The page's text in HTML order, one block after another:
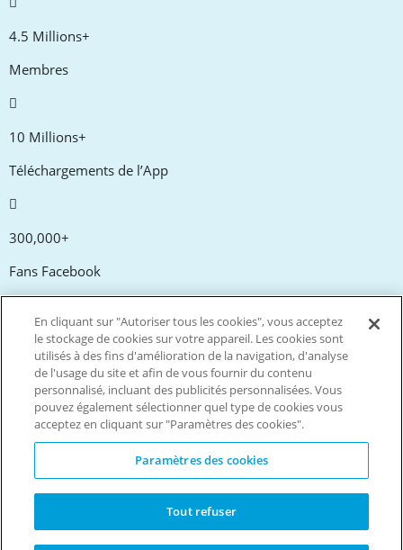
4.5 Millions+
Membres
10 Millions+
Téléchargements de l’App
300,000+
Fans Facebook
20,000+
Codes promos
Vivez plus. Dépensez moins.
© Copyright Invitation Digital Ltd. Tous droits réservés.
En cliquant sur "Autoriser tous les cookies", vous acceptez
le stockage de cookies sur votre appareil. Les cookies sont
utilisés à des fins d'amélioration de la navigation, d'analyse
de l'usage du site et afin de vous fournir du contenu
personnalisé, incluant des publicités personnalisées. Vous
pouvez également sélectionner quel type de cookies vous
acceptez en cliquant sur "Paramètres des cookies".
Paramètres des cookies
Tout refuser